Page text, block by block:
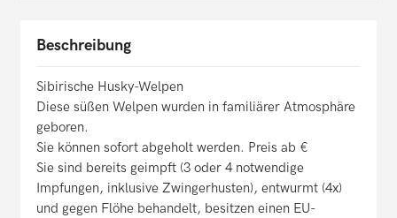
Beschreibung
Sibirische Husky-Welpen
Diese süßen Welpen wurden in familiärer Atmosphäre
geboren.
Sie können sofort abgeholt werden. Preis ab €
Sie sind bereits geimpft (3 oder 4 notwendige
Impfungen, inklusive Zwingerhusten), entwurmt (4x)
und gegen Flöhe behandelt, besitzen einen EU-